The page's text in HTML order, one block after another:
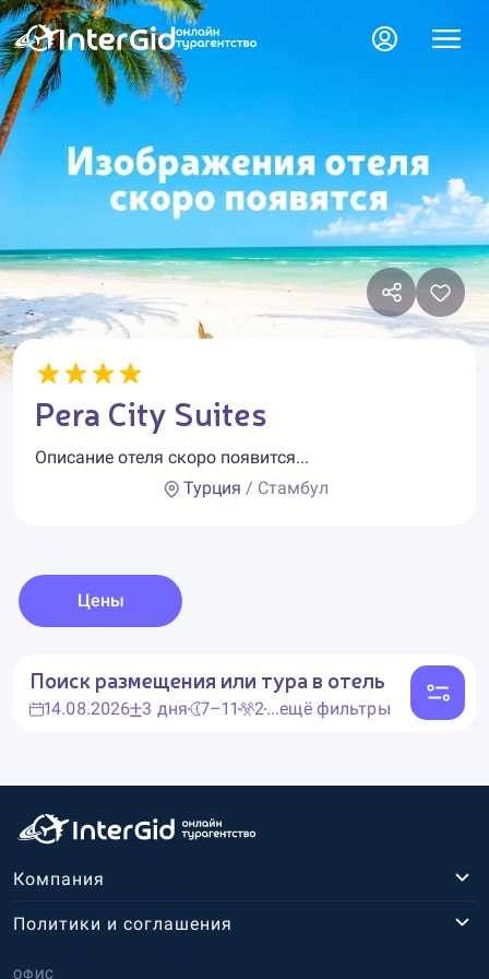
Pera City Suites
Описание отеля скоро появится...
Турция / Стамбул
Цены
Поиск размещения или тура в отель
14.08.2026 3 дня 7–11 2...ещё фильтры
Компания
ОФИС
Политики и соглашения